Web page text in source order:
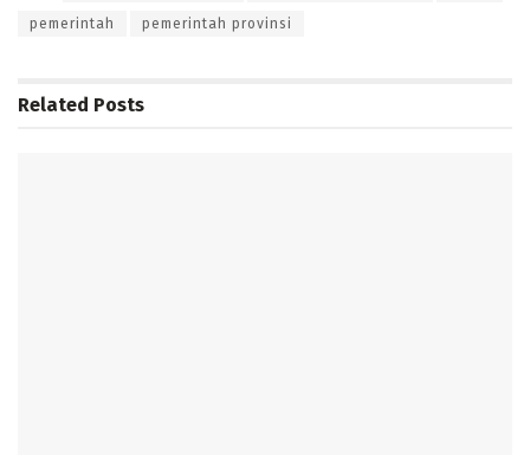
pemerintah pemerintah provinsi
Related Posts